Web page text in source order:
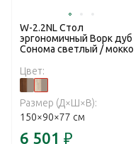
W-2.2NL Стол
эргономичный Ворк дуб
Сонома светлый / мокко
Цвет:
Размер (Д×Ш×В):
150×90×77 см
6 501 ₽